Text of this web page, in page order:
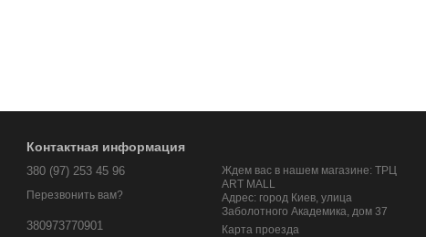
Контактная информация
380 (97) 253 45 96
Перезвонить вам?
380973770901
Ждем вас в нашем магазине: ТРЦ
ART MALL
Адрес: город Киев, улица
Заболотного Академика, дом 37
Карта проезда